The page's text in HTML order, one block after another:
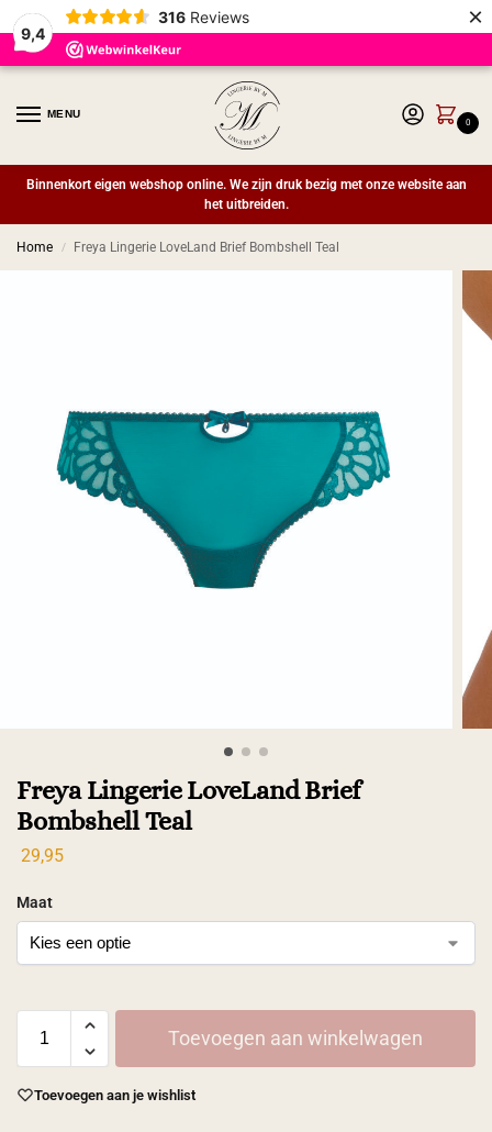
9,4
316 Reviews ×
MENU
0
Binnenkort eigen webshop online. We zijn druk bezig met onze website aan
het uitbreiden.
Home / Freya Lingerie LoveLand Brief Bombshell Teal
Freya Lingerie LoveLand Brief
Bombshell Teal
29,95
Maat
Toevoegen aan winkelwagen
Toevoegen aan je wishlist